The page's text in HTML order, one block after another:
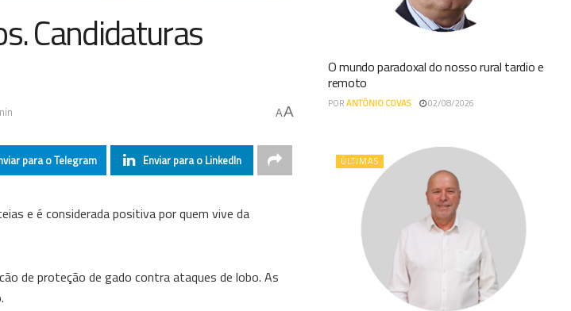
Candidaturas
AA
para o Telegram Enviar para o LinkedIn
e é considerada positiva por quem vive da
de proteção de gado contra ataques de lobo. As
O mundo paradoxal do nosso rural tardio e
remoto
PORANTÓNIO COVAS 02/08/2026
ÚLTIMAS